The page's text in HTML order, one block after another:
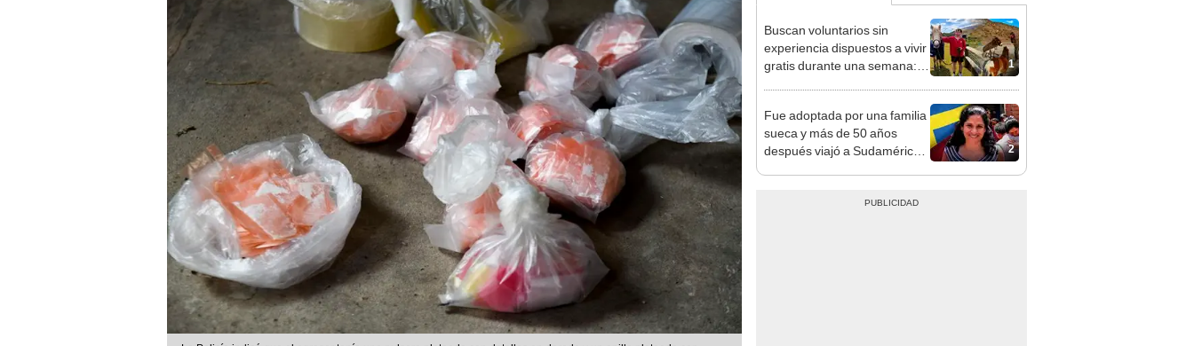
1
experiencia dispuestos a vivir
gratis durante una semana:
para cuidar caballos, burros y
otros animales rescatados en
un refugio por 2 horas
2
sueca y más de 50 años
después viajó a Sudamérica
en busca de sus raíces:
"Encontré esa parte faltante"